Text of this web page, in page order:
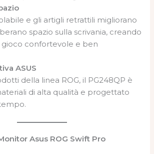
e gli artigli retrattili migliorano
spazio sulla scrivania, creando
confortevole e ben
ASUS
della linea ROG, il PG248QP è
di alta qualità e progettato
Asus ROG Swift Pro